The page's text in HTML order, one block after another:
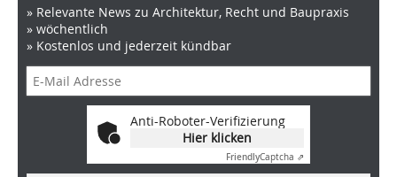
» Relevante News zu Architektur, Recht und Baupraxis
» wöchentlich
» Kostenlos und jederzeit kündbar
Anti-Roboter-Verifizierung
Hier klicken
FriendlyCaptcha ⇗